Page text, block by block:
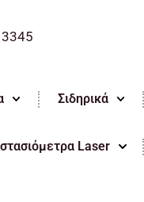
Σιδηρικά
Laser